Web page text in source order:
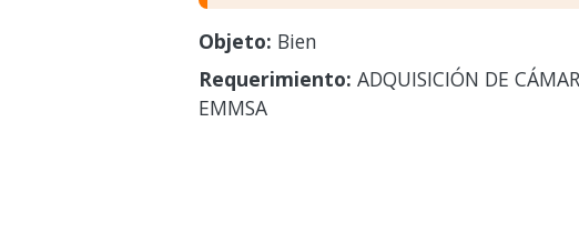
Objeto: Bien
Requerimiento: ADQUISICIÓN DE
EMMSA